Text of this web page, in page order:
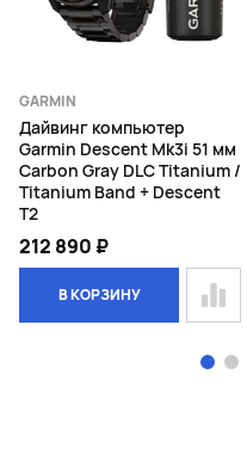
GARMIN
Дайвинг компьютер
Garmin Descent Mk3i 51 мм
Carbon Gray DLC Titanium /
Titanium Band + Descent
T2
212 890 ₽
В КОРЗИНУ